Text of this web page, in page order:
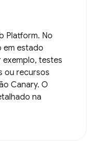
Platform. No
em estado
exemplo, testes
ou recursos
Canary. O
na